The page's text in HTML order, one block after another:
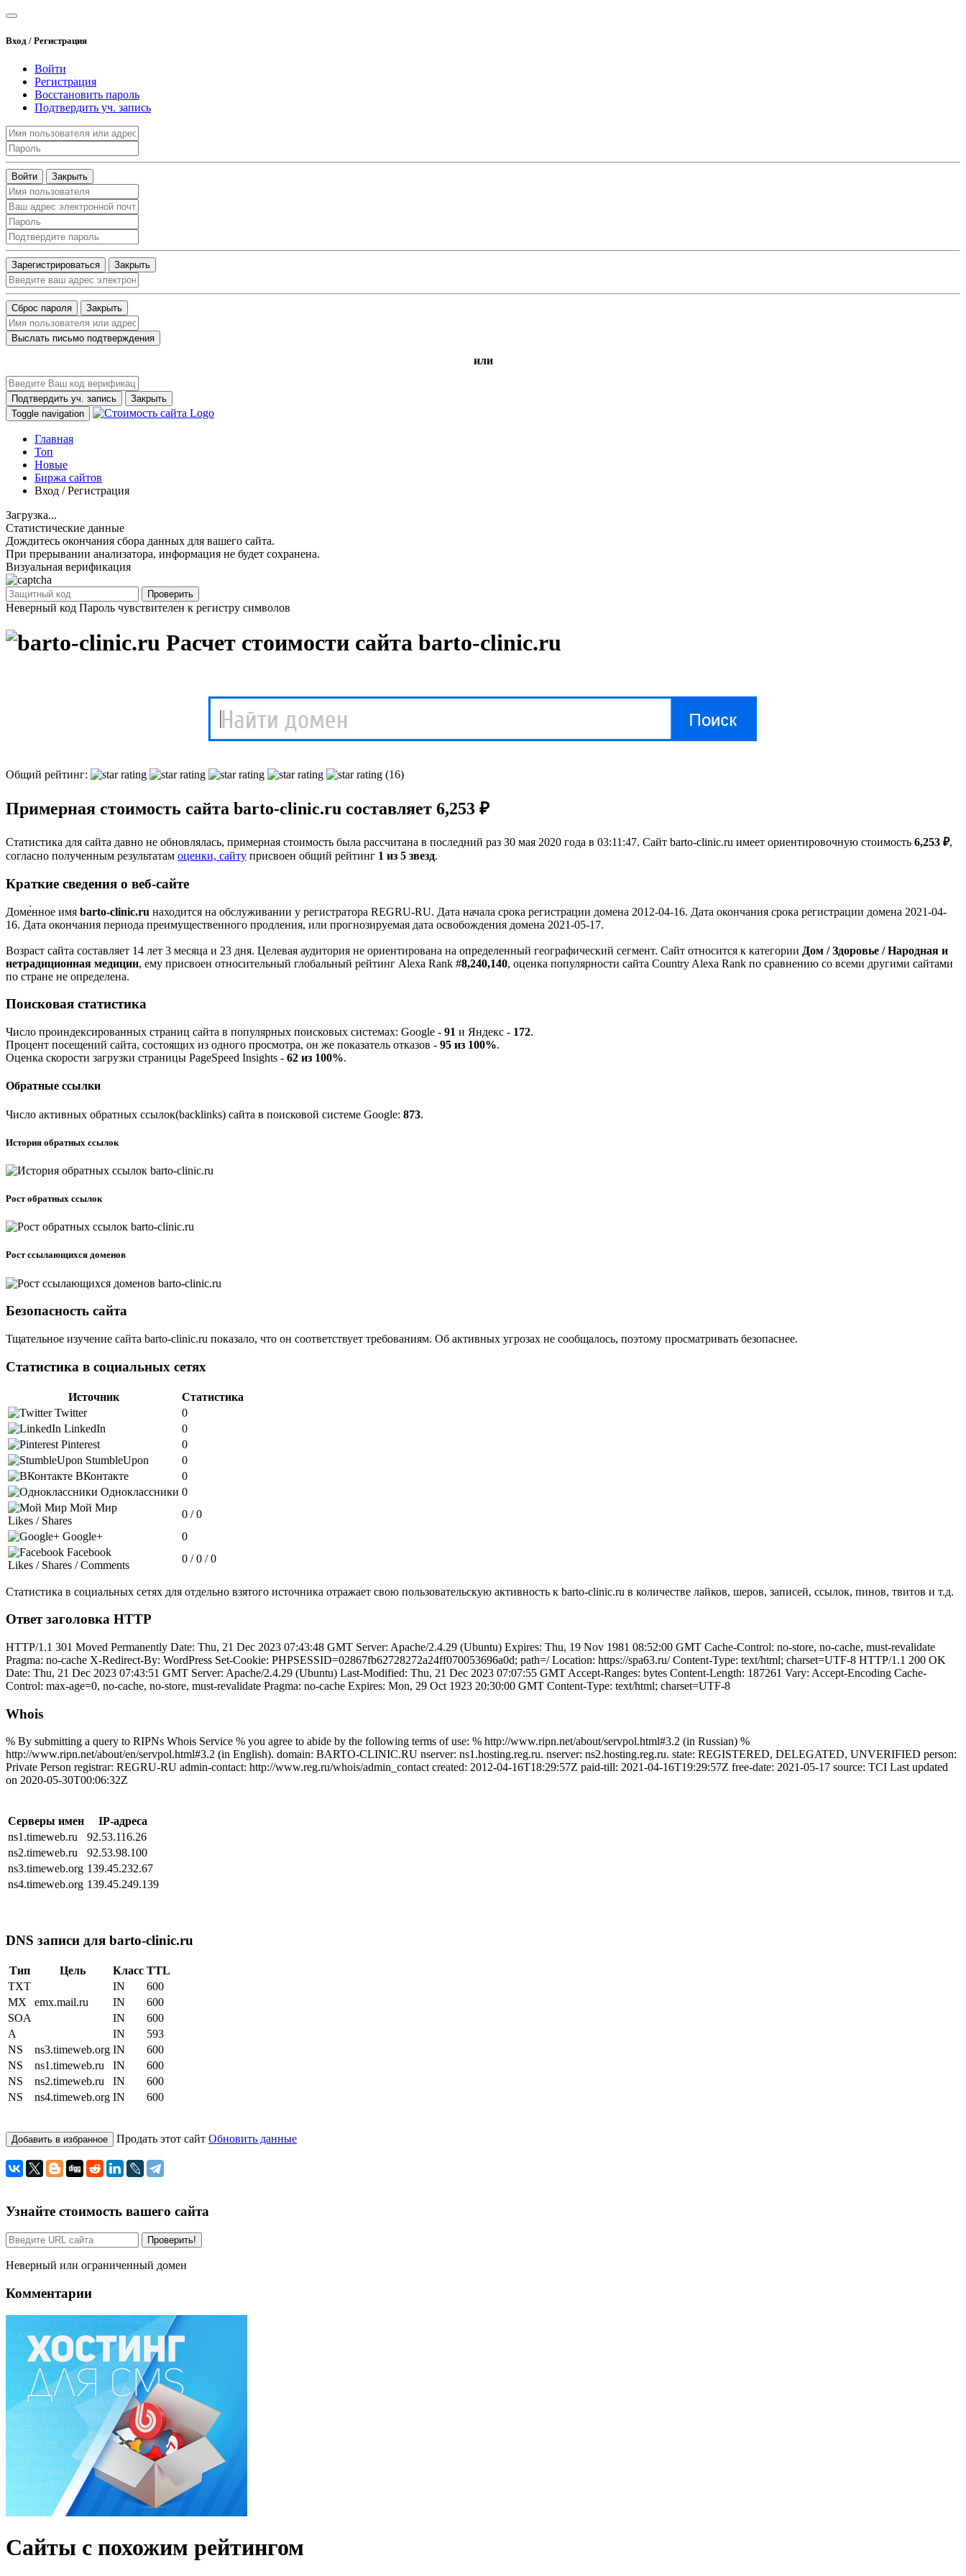
Вход / Регистрация
Войти
Регистрация
Восстановить пароль
Подтвердить уч. запись
Войти Закрыть
Зарегистрироваться Закрыть
Сброс пароля Закрыть
Выслать письмо подтверждения
или
Подтвердить уч. запись
Закрыть
Toggle navigation
Главная
Топ
Новые
Биржа сайтов
Вход / Регистрация
Загрузка...
Статистические данные
Дождитесь окончания сбора данных для вашего сайта.
При прерывании анализатора, информация не будет сохранена.
Визуальная верификация
Проверить
Неверный код Пароль чувствителен к регистру символов
Расчет стоимости сайта barto-clinic.ru
Общий рейтинг: (16)
Примерная стоимость сайта barto-clinic.ru составляет 6,253 ₽
Статистика для сайта давно не обновлялась, примерная стоимость была рассчитана в последний раз 30 мая 2020 года в 03:11:47. Сайт barto-clinic.ru имеет ориентировочную стоимость 6,253 ₽,
cогласно полученным результатам оценки, сайту присвоен общий рейтинг 1 из 5 звезд.
Краткие сведения о веб-сайте
Доме́нное имя barto-clinic.ru находится на обслуживании у регистратора REGRU-RU. Дата начала срока регистрации домена 2012-04-16. Дата окончания срока регистрации домена 2021-04-
16. Дата окончания периода преимущественного продления, или прогнозируемая дата освобождения домена 2021-05-17.
Возраст сайта составляет 14 лет 3 месяца и 23 дня. Целевая аудитория не ориентирована на определенный географический сегмент. Сайт относится к категории Дом / Здоровье / Народная и
нетрадиционная медицин, ему присвоен относительный глобальный рейтинг Alexa Rank #8,240,140, оценка популярности сайта Country Alexa Rank по сравнению со всеми другими сайтами
по стране не определена.
Поисковая статистика
Число проиндексированных страниц сайта в популярных поисковых системах: Google - 91 и Яндекс - 172.
Процент посещений сайта, состоящих из одного просмотра, он же показатель отказов - 95 из 100%.
Оценка скорости загрузки страницы PageSpeed Insights - 62 из 100%.
Обратные ссылки
Число активных обратных ссылок(backlinks) сайта в поисковой системе Google: 873.
История обратных ссылок
Рост обратных ссылок
Рост ссылающихся доменов
Безопасность сайта
Тщательное изучение сайта barto-clinic.ru показало, что он соответствует требованиям. Об активных угрозах не сообщалось, поэтому просматривать безопаснее.
Статистика в социальных сетях
Источник
Статистика
Twitter
0
LinkedIn
0
Pinterest
0
StumbleUpon
0
ВКонтакте
0
Одноклассники 0
Мой Мир
Likes / Shares
0 / 0
Google+
0
Facebook
Likes / Shares / Comments
0 / 0 / 0
Статистика в социальных сетях для отдельно взятого источника отражает свою пользовательскую активность к barto-clinic.ru в количестве лайков, шеров, записей, ссылок, пинов, твитов и т.д.
Ответ заголовка HTTP
HTTP/1.1 301 Moved Permanently Date: Thu, 21 Dec 2023 07:43:48 GMT Server: Apache/2.4.29 (Ubuntu) Expires: Thu, 19 Nov 1981 08:52:00 GMT Cache-Control: no-store, no-cache, must-revalidate
Pragma: no-cache X-Redirect-By: WordPress Set-Cookie: PHPSESSID=02867fb62728272a24ff070053696a0d; path=/ Location: https://spa63.ru/ Content-Type: text/html; charset=UTF-8 HTTP/1.1 200 OK
Date: Thu, 21 Dec 2023 07:43:51 GMT Server: Apache/2.4.29 (Ubuntu) Last-Modified: Thu, 21 Dec 2023 07:07:55 GMT Accept-Ranges: bytes Content-Length: 187261 Vary: Accept-Encoding Cache-
Control: max-age=0, no-cache, no-store, must-revalidate Pragma: no-cache Expires: Mon, 29 Oct 1923 20:30:00 GMT Content-Type: text/html; charset=UTF-8
Whois
% By submitting a query to RIPNs Whois Service % you agree to abide by the following terms of use: % http://www.ripn.net/about/servpol.html#3.2 (in Russian) %
http://www.ripn.net/about/en/servpol.html#3.2 (in English). domain: BARTO-CLINIC.RU nserver: ns1.hosting.reg.ru. nserver: ns2.hosting.reg.ru. state: REGISTERED, DELEGATED, UNVERIFIED person:
Private Person registrar: REGRU-RU admin-contact: http://www.reg.ru/whois/admin_contact created: 2012-04-16T18:29:57Z paid-till: 2021-04-16T19:29:57Z free-date: 2021-05-17 source: TCI Last updated
on 2020-05-30T00:06:32Z
Серверы имен
IP-адреса
ns1.timeweb.ru
92.53.116.26
ns2.timeweb.ru
92.53.98.100
ns3.timeweb.org 139.45.232.67
ns4.timeweb.org 139.45.249.139
DNS записи для barto-clinic.ru
Тип Цель Класс TTL
TXT
IN
600
MX
emx.mail.ru IN
600
SOA
IN
600
A
IN
593
NS
ns3.timeweb.org IN
600
NS
ns1.timeweb.ru IN
600
NS
ns2.timeweb.ru IN
600
NS
ns4.timeweb.org IN 600
Добавить в избранное Продать этот сайт Обновить данные
Узнайте стоимость вашего сайта
Проверить!
Неверный или ограниченный домен
Комментарии
Сайты с похожим рейтингом